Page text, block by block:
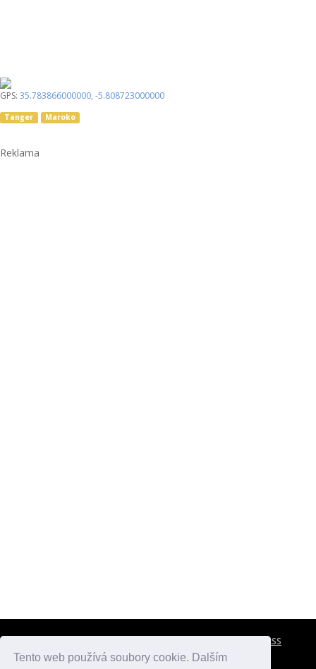
Tento web používá soubory cookie. Dalším
GPS: 35.783866000000, -5.808723000000
Tanger Maroko
Reklama
RSS